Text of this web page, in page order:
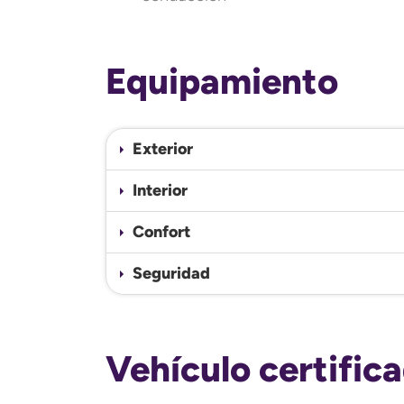
Equipamiento
Exterior
Interior
Confort
Seguridad
Vehículo